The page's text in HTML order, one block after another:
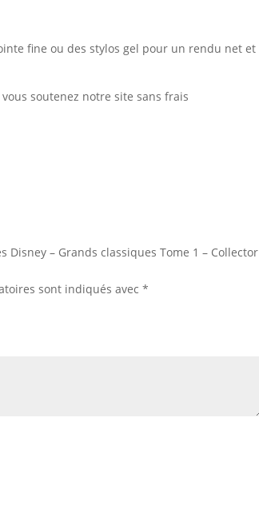
fine ou des stylos gel pour un rendu net et
soutenez notre site sans frais
Disney – Grands classiques Tome 1 – Collector
sont indiqués avec*